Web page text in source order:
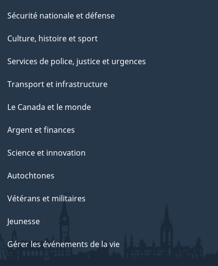
Sécurité nationale et défense
Culture, histoire et sport
Services de police, justice et urgences
Transport et infrastructure
Le Canada et le monde
Argent et finances
Science et innovation
Autochtones
Vétérans et militaires
Jeunesse
Gérer les événements de la vie